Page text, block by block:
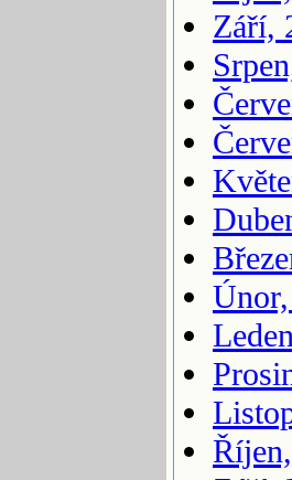
Září,